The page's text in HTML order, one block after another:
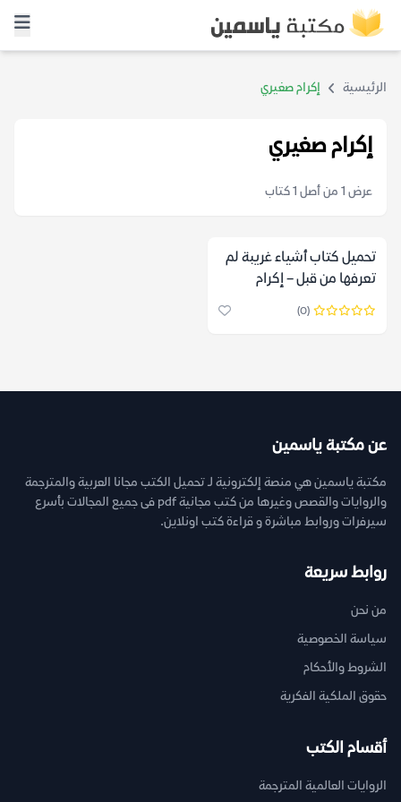
الرئيسية إكرام صغيري
إكرام صغيري
عرض 1 من أصل 1 كتاب
تحميل كتاب أشياء غريبة لم
تعرفها من قبل – إكرام
صغيري
(0)
عن مكتبة ياسمين
مكتبة ياسمين هي منصة إلكترونية لـ تحميل الكتب مجانا العربية والمترجمة
والروايات والقصص وغيرها من كتب مجانية pdf فى جميع المجالات بأسرع
سيرفرات وروابط مباشرة و قراءة كتب اونلاين.
روابط سريعة
من نحن
سياسة الخصوصية
الشروط والأحكام
حقوق الملكية الفكرية
أقسام الكتب
الروايات العالمية المترجمة